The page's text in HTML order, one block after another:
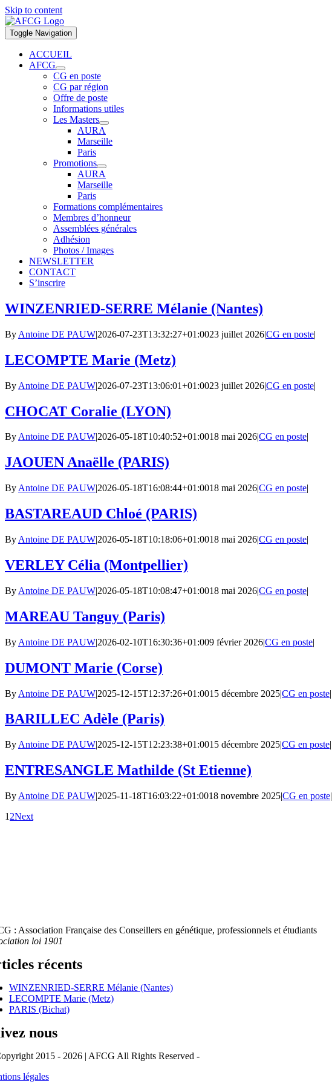
Skip to content
Toggle Navigation
ACCUEIL
AFCG
CG en poste
CG par région
Offre de poste
Informations utiles
Les Masters
AURA
Marseille
Paris
Promotions
AURA
Marseille
Paris
Formations complémentaires
Membres d’honneur
Assemblées générales
Adhésion
Photos / Images
NEWSLETTER
CONTACT
S’inscrire
WINZENRIED-SERRE Mélanie (Nantes)
By Antoine DE PAUW|2026-07-23T13:32:27+01:0023 juillet 2026|CG en poste|
LECOMPTE Marie (Metz)
By Antoine DE PAUW|2026-07-23T13:06:01+01:0023 juillet 2026|CG en poste|
CHOCAT Coralie (LYON)
ByAntoine DE PAUW|2026-05-18T10:40:52+01:0018 mai 2026|CG en poste|
JAOUEN Anaëlle (PARIS)
By Antoine DE PAUW|2026-05-18T16:08:44+01:0018 mai 2026|CG en poste|
BASTAREAUD Chloé (PARIS)
By Antoine DE PAUW|2026-05-18T10:18:06+01:0018 mai 2026|CG en poste|
VERLEY Célia (Montpellier)
By Antoine DE PAUW|2026-05-18T10:08:47+01:0018 mai 2026|CG en poste|
MAREAU Tanguy (Paris)
By Antoine DE PAUW|2026-02-10T16:30:36+01:009 février 2026|CG en poste|
DUMONT Marie (Corse)
By Antoine DE PAUW|2025-12-15T12:37:26+01:0015 décembre 2025|CG en poste|
BARILLEC Adèle (Paris)
By Antoine DE PAUW|2025-12-15T12:23:38+01:0015 décembre 2025|CG en poste|
ENTRESANGLE Mathilde (St Etienne)
By Antoine DE PAUW|2025-11-18T16:03:22+01:0018 novembre 2025|CG en poste|
1 2Next
: Association Française des Conseillers en génétique, professionnels et étudiants
loi 1901
récents
WINZENRIED-SERRE Mélanie (Nantes)
LECOMPTE Marie (Metz)
PARIS (Bichat)
nous
2015 - 2026 | AFCG All Rights Reserved -
légales